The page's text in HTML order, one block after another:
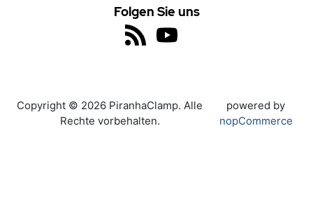
Folgen Sie uns
Copyright © 2026 PiranhaClamp. Alle
Rechte vorbehalten.
powered by
nopCommerce